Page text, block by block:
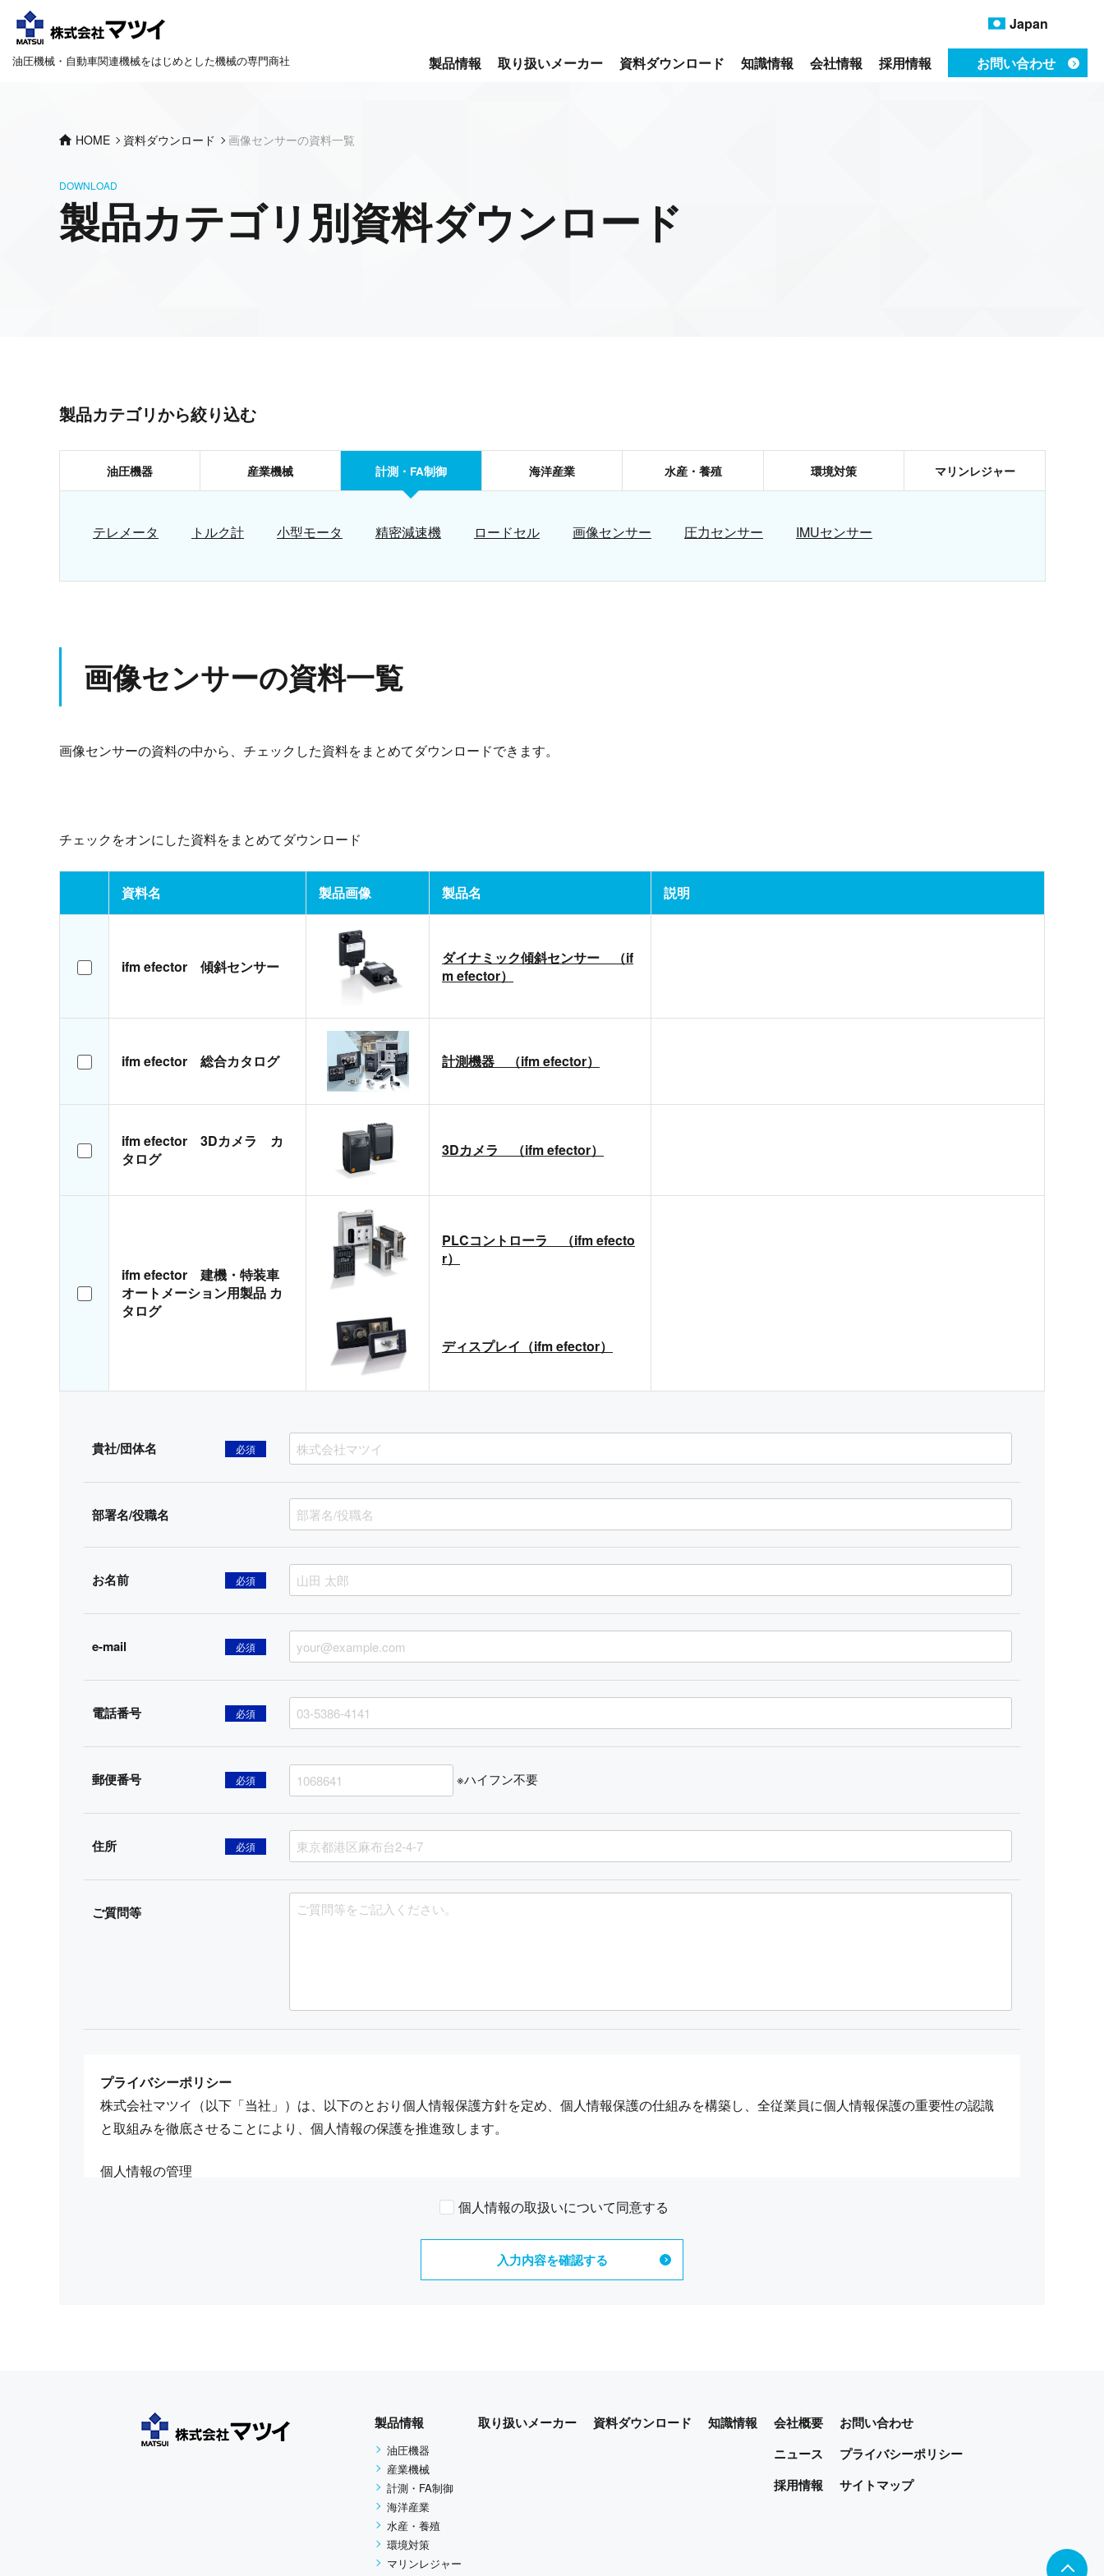
油圧機械・自動車関連機械をはじめとした機械の専門商社 製品情報 取り扱いメーカー 資料ダウンロード 知識情報 会社情報 採用情報 お問い合わせ
Japan
HOME 資料ダウンロード 画像センサーの資料一覧
DOWNLOAD
製品カテゴリ別資料ダウンロード
製品カテゴリから絞り込む
油圧機器 産業機械 計測・FA制御 海洋産業 水産・養殖 環境対策 マリンレジャー
テレメータ トルク計 小型モータ 精密減速機 ロードセル 画像センサー 圧力センサー IMUセンサー
画像センサーの資料一覧
画像センサーの資料の中から、チェックした資料をまとめてダウンロードできます。
チェックをオンにした資料をまとめてダウンロード
資料名 製品画像 製品名 説明
ifm efector 傾斜センサー
ダイナミック傾斜センサー （if
m efector）
ifm efector 総合カタログ 計測機器 （ifm efector）
ifm efector 3Dカメラ カ
タログ
3Dカメラ （ifm efector）
ifm efector 建機・特装車
オートメーション用製品 カ
タログ
PLCコントローラ （ifm efecto
r）
ディスプレイ（ifm efector）
貴社/団体名 必須
部署名/役職名
お名前 必須
e-mail 必須
電話番号 必須
郵便番号 必須 ※ハイフン不要
住所 必須
ご質問等
プライバシーポリシー
株式会社マツイ（以下「当社」）は、以下のとおり個人情報保護方針を定め、個人情報保護の仕組みを構築し、全従業員に個人情報保護の重要性の認識
と取組みを徹底させることにより、個人情報の保護を推進致します。
個人情報の管理
理を実施いたします。 また、お客様の個人情報をできる限り、正確で最新の内容に保つよう努めます。
お客さまからお預かりした個人情報は、当社からのご連絡や業務のご案内やご質問に対する回答として、電子メールや資料のご送付に利用いたします。
安全管理装置の徹底
当社は、個人情報の紛失、破壊、改ざん及び漏えい等を防止するため、不正アクセス対策、コンピュータウイルス対策など、必要かつ適切な情報セキュ
お客さまがご本人の個人情報の照会・修正・削除などをご希望される場合には、ご本人であることを確認の上、対応させていただきます。
個人情報の取扱いについて同意する
製品情報
油圧機器
産業機械
計測・FA制御
海洋産業
水産・養殖
環境対策
マリンレジャー
取り扱いメーカー 資料ダウンロード 知識情報
会社概要
ニュース
採用情報
お問い合わせ
プライバシーポリシー
サイトマップ